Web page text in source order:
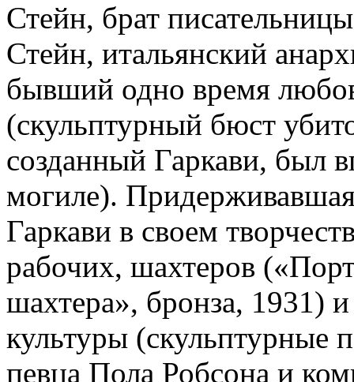
Стейн, брат
Стейн, итальянский
бывший одно время
(скульптурный бюст
созданный Гаркави, был
могиле).
Гаркави в своем
рабочих, шахтеров
шахтера», бронза, 1931)
культуры (скульптурные
певца Пола Робсона и